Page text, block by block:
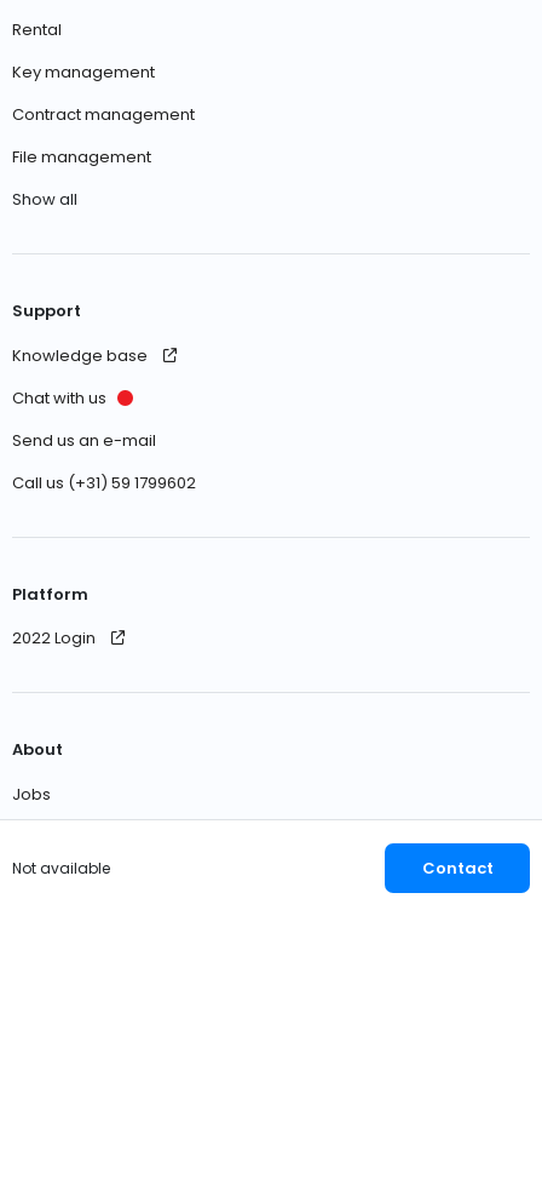
Not available Contact
Rental
Key management
Contract management
File management
Show all
Support
Knowledge base
Chat with us
Send us an e-mail
Call us (+31) 59 1799602
Platform
2022 Login
About
Jobs